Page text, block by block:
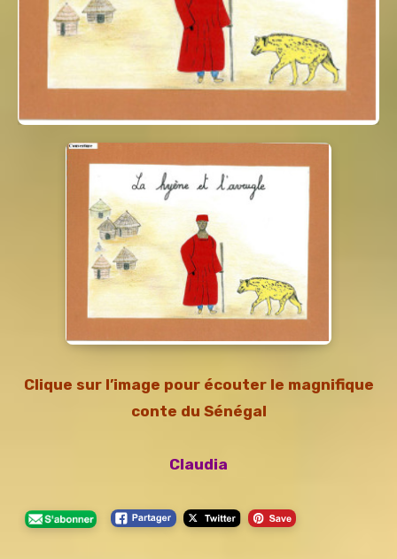
Clique sur l’image pourécouter le magnifique
conte du Sénégal
Claudia